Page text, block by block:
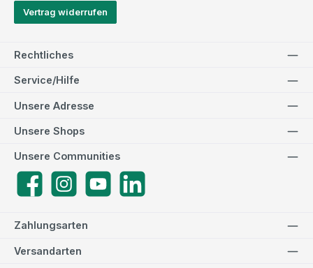
Vertrag widerrufen
Rechtliches
Service/Hilfe
Zahlungsarten
Versandarten
Unsere Adresse
Unsere Communities
FacebookInstagramYouTube
Unsere Shops